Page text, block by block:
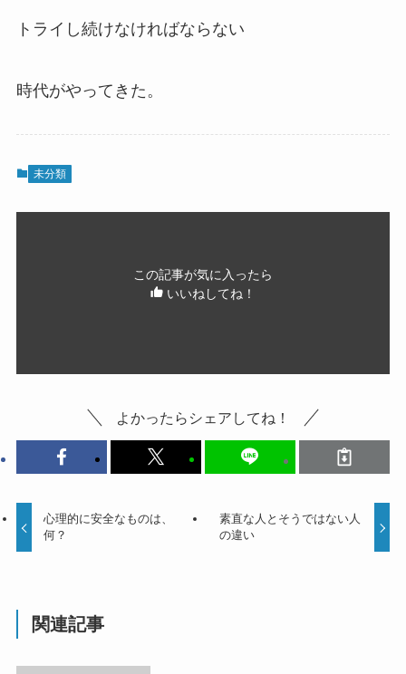
トライし続けなければならない
時代がやってきた。
未分類
この記事が気に入ったら
いいねしてね！
よかったらシェアしてね！
心理的に安全なものは、
何？
素直な人とそうではない人
の違い
関連記事